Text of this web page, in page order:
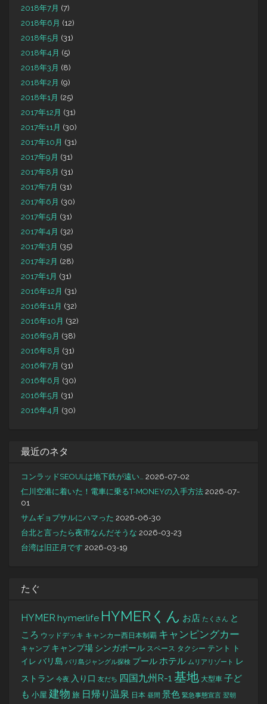
2018年7月 (7)
2018年6月 (12)
2018年5月 (31)
2018年4月 (5)
2018年3月 (8)
2018年2月 (9)
2018年1月 (25)
2017年12月 (31)
2017年11月 (30)
2017年10月 (31)
2017年9月 (31)
2017年8月 (31)
2017年7月 (31)
2017年6月 (30)
2017年5月 (31)
2017年4月 (32)
2017年3月 (35)
2017年2月 (28)
2017年1月 (31)
2016年12月 (31)
2016年11月 (32)
2016年10月 (32)
2016年9月 (38)
2016年8月 (31)
2016年7月 (31)
2016年6月 (30)
2016年5月 (31)
2016年4月 (30)
最近のネタ
コンラッドSEOULは地下鉄が遠い…
2026-07-02
仁川空港に着いた！電車に乗るT-MONEYの入手方法 2026-07-
01
サムギョプサルにハマった 2026-06-30
台北と言ったら夜市なんだそうな 2026-03-23
台湾は旧正月です 2026-03-19
たぐ
HYMER hymer.life HYMERくん お店 たくさん と
ころ ウッドデッキ キャンカー西日本制覇 キャンピングカー
キャンプ キャンプ場 シンガポール スペース タクシー テント
ト
イレ バリ島 バリ島ジャングル探検 プールホテル ムリアリゾート
レ
ストラン 今夜 入り口 友だち 四国九州R-1 基地 大型車 子ど
も 小屋 建物 旅 日帰り温泉 日本 昼間 景色 緊急事態宣言 翌朝